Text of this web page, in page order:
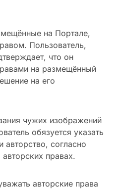
на Портале,
Пользователь,
что он
на размещённый
на его
чужих изображений
обязуется указать
авторство, согласно
правах.
авторские права